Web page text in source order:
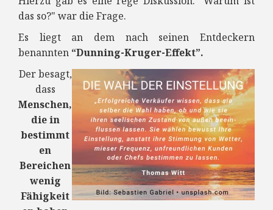
das so?" war die Frage.
Es liegt an dem nach seinen Entdeckern
benannten “Dunning-Kruger-Effekt”.
Der besagt,
dass
Menschen,
die in
bestimmt
en
Bereichen
wenig
Fähigkeit